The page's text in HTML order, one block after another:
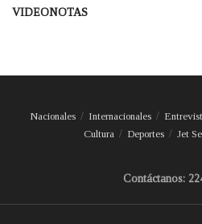
VIDEONOTAS
Nacionales Internacionales
Cultura
Deportes Jet
Contáctanos: